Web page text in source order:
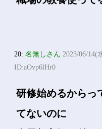
20:名無しさん 2023/06/14(
ID:aOvp6lHr0
研修始めるからっ
てないのに